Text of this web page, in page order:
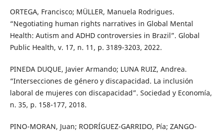
ORTEGA, Francisco; MÜLLER, Manuela Rodrigues.
“Negotiating human rights narratives in Global Mental
Health: Autism and ADHD controversies in Brazil”. Global
Public Health, v. 17, n. 11, p. 3189-3203, 2022.
PINEDA DUQUE, Javier Armando; LUNA RUIZ, Andrea.
“Intersecciones de género y discapacidad. La inclusión
laboral de mujeres con discapacidad”. Sociedad y Economía,
n. 35, p. 158-177, 2018.
PINO-MORAN, Juan; RODRÍGUEZ-GARRIDO, Pía; ZANGO-